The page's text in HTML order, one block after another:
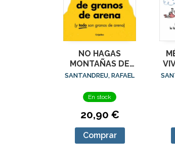
NO HAGAS
MONTAÑAS DE
GRANOS DE
SON GRANOS DE
ARENA)
SANTANDREU, RAFAEL
En stock
20,90 €
Comprar